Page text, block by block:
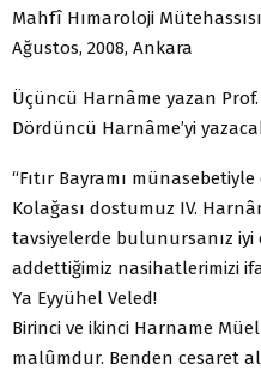
Mahfî Hımaroloji Mütehassısı
Ağustos, 2008, Ankara
Üçüncü Harnâme yazan
Dördüncü Harnâme’yi
“Fıtır Bayramı
Kolağası dostumuz IV.
tavsiyelerde bulunursanız
addettiğimiz nasihatlerimizi
Ya Eyyühel Veled!
Birinci ve ikinci Harname
malûmdur. Benden cesaret